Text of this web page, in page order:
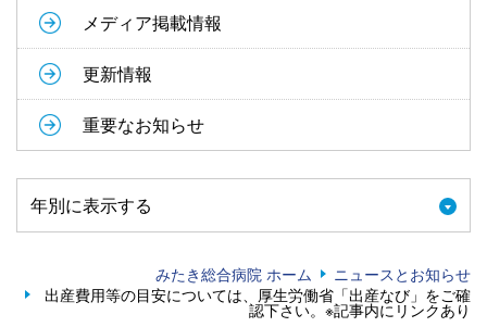
メディア掲載情報
更新情報
重要なお知らせ
年別に表示する
みたき総合病院 ホーム
ニュースとお知らせ
出産費用等の目安については、厚生労働省「出産なび」をご確
認下さい。※記事内にリンクあり